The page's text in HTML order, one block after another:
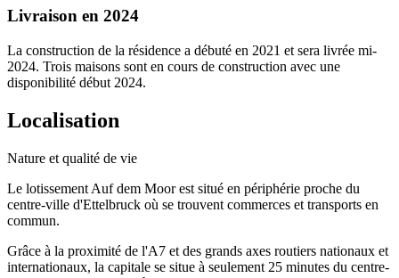
Livraison en 2024
La construction de la résidence a débuté en 2021 et sera livrée mi-
2024. Trois maisons sont en cours de construction avec une
disponibilité début 2024.
Localisation
Nature et qualité de vie
Le lotissement Auf dem Moor est situé en périphérie proche du
centre-ville d'Ettelbruck où se trouvent commerces et transports en
commun.
Grâce à la proximité de l'A7 et des grands axes routiers nationaux et
internationaux, la capitale se situe à seulement 25 minutes du centre-